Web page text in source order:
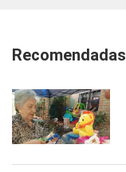
Recomendadas